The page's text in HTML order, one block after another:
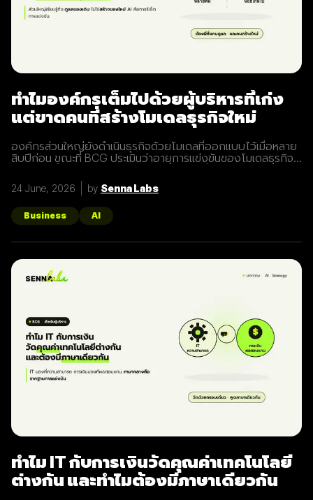
ทำไมองค์กรเต็มไปด้วยผู้บริหารที่เก่ง
แต่ขาดคนที่สร้างโมเดลธุรกิจใหม่
องค์กรส่วนใหญ่ยังดำเนินธุรกิจด้วยโมเดลที่ออกแบบไว้เมื่อหลาย
สิบปีก่อน ขณะที่ BCG ประเมินว่าอายุการแข่งขันของโมเดลธุรกิจ
อาจเป็นการปรับปรุงโมเดลที่กำลังจะหมดอายุ ผลสำรวจของ
McKinsey ชี้ว่า 88% ขององค์กรใช้ AI อยู่บ้าง แต่มีเพียง 7% ที่
ขยายผลได้จริง ส่วนใหญ่จึงติดอยู่ที่การปรับปรุงผิว ๆ บทความนี้
อธิบายเหตุผลที่ลึกกว่านั้น คือองค์กรเต็มไปด้วยผู้บริหารที่เก่ง แต่
ขาดคนที่สร้างโมเดลธุรกิจใหม่ (รูปภาพจาก : CBC) ปรับปรุงไม่
เท่ากับเปลี่ยนแปลง หลายองค์กรนำ AI ไปเพิ่มประสิทธิภาพ ลด
จริง ๆ
24 June, 2026 by Senna Labs
Business AI
ทำไม IT กับการเงินวัดคุณค่าเทคโนโลยี
ต่างกัน และทำไมต้องมีภาษาเดียวกัน